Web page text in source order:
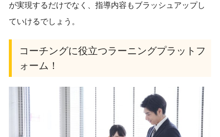
が実現するだけでなく、指導内容もブラッシュアップし
ていけるでしょう。
コーチングに役立つラーニングプラットフ
ォーム！